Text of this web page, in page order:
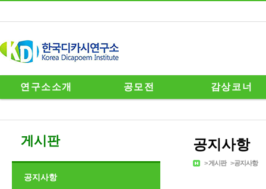
연구소소개 공모전 감상코너
공지사항
>게시판 >공지사항
게시판
공지사항